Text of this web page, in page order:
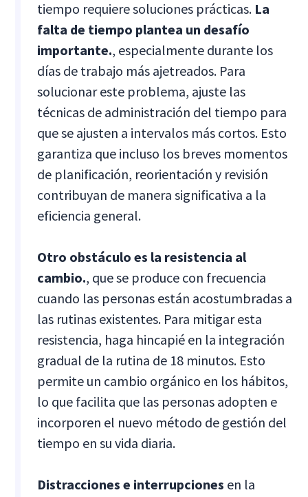
tiempo requiere soluciones prácticas. La
falta de tiempo plantea un desafío
importante., especialmente durante los
días de trabajo más ajetreados. Para
solucionar este problema, ajuste las
técnicas de administración del tiempo para
que se ajusten a intervalos más cortos. Esto
garantiza que incluso los breves momentos
de planificación, reorientación y revisión
contribuyan de manera significativa a la
eficiencia general.
Otro obstáculo es la resistencia al
cambio., que se produce con frecuencia
cuando las personas están acostumbradas a
las rutinas existentes. Para mitigar esta
resistencia, haga hincapié en la integración
gradual de la rutina de 18 minutos. Esto
permite un cambio orgánico en los hábitos,
lo que facilita que las personas adopten e
incorporen el nuevo método de gestión del
tiempo en su vida diaria.
Distracciones e interrupciones en la